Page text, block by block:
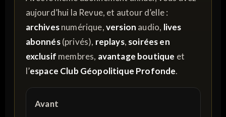
aujourd’hui la Revue, et autour d’elle :
archivesnumérique,version audio, lives
abonnés(privés), replays, soirées en
exclusif membres, avantage boutique et
l’espace Club Géopolitique Profonde.
Avant